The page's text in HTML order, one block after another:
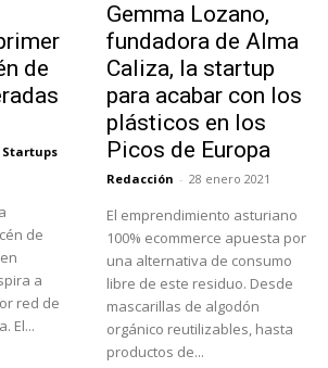
de
Startups
de
a
red de
El...
Gemma Lozano,
fundadora de Alma
Caliza, la startup
para acabar con los
plásticos en los
Picos de Europa
Redacción - 28 enero 2021
El emprendimiento asturiano
100% ecommerce apuesta por
una alternativa de consumo
libre de este residuo. Desde
mascarillas de algodón
orgánico reutilizables, hasta
productos de...